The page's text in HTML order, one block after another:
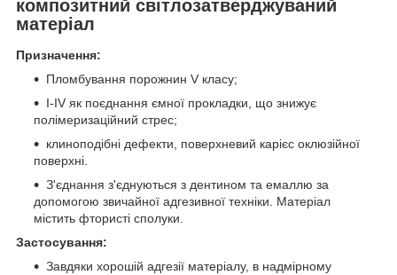
композитний світлозатверджуваний
матеріал
Призначення:
Пломбування порожнин V класу;
I-IV як поєднання ємної прокладки, що знижує
полімеризаційний стрес;
клиноподібні дефекти, поверхневий карієс оклюзійної
поверхні.
З'єднання з'єднуються з дентином та емаллю за
допомогою звичайної адгезивної техніки. Матеріал
містить фтористі сполуки.
Застосування:
Завдяки хорошій адгезії матеріалу, в надмірному